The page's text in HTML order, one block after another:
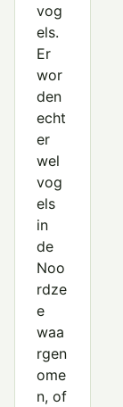
vog
els.
Er
wor
den
echt
er
wel
vog
els
in
de
Noo
rdze
e
waa
rgen
ome
n, of